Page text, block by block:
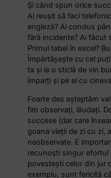
Şi când spun orice
Ai reuşit să faci
engleză? Ai condus
fără incidente? Ai făcut
Primul tabel în excel?
Împărtăşeşte cu cel
ta şi ia o sticlă de vin
împarţi şi pe el cu
Foarte des aşteptăm
fim observaţi, lăudaţi.
succese (dar care
goana vieţii de zi cu zi,
neobservate. E
recunoşti singur efortul
povesteşti celor din jur
exemplu, sunt fericită